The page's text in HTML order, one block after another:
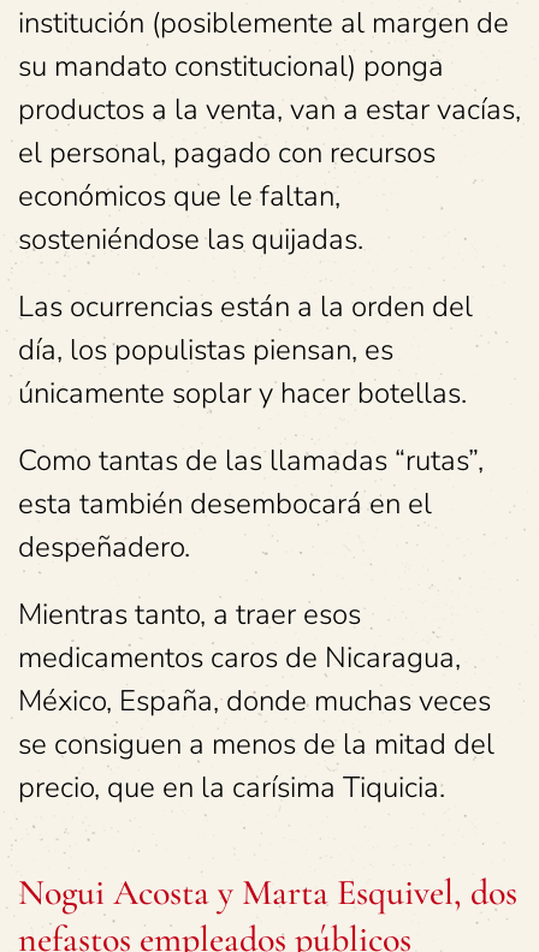
institución (posiblemente al margen de
su mandato constitucional) ponga
productos a la venta, van a estar vacías,
el personal, pagado con recursos
económicos que le faltan,
sosteniéndose las quijadas.
Las ocurrencias están a la orden del
día, los populistas piensan, es
únicamente soplar y hacer botellas.
Como tantas de las llamadas “rutas”,
esta también desembocará en el
despeñadero.
Mientras tanto, a traer esos
medicamentos caros de Nicaragua,
México, España, donde muchas veces
se consiguen a menos de la mitad del
precio, que en la carísima Tiquicia.
Nogui Acosta y Marta Esquivel, dos
nefastos empleados públicos